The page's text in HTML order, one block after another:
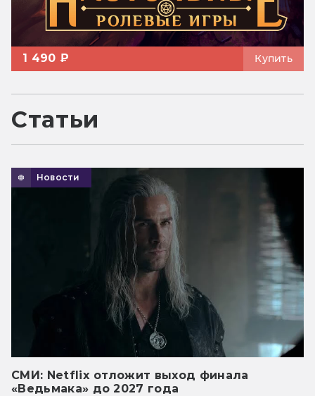
1 490 ₽ Купить
Статьи
Новости
СМИ: Netflix отложит выход финала
«Ведьмака» до 2027 года